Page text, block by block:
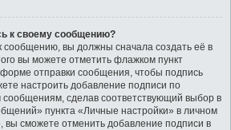
к своему сообщению?
сообщению, вы должны сначала создать её в
вы можете отметить флажком пункт
отправки сообщения, чтобы подпись
настроить добавление подписи по
сделав соответствующий выбор в
пункта «Личные настройки» в личном
вы сможете отменить добавление подписи в